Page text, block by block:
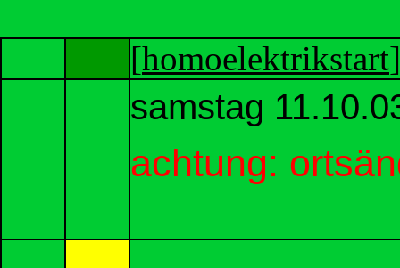
[homoelektrikstart
samstag
achtung: